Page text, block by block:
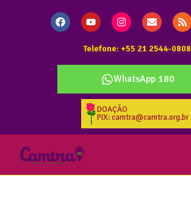
Telefone: +55 21 2544-0808
WhatsApp 180
DOAÇÃO
PIX: camtra@camtra.org.br